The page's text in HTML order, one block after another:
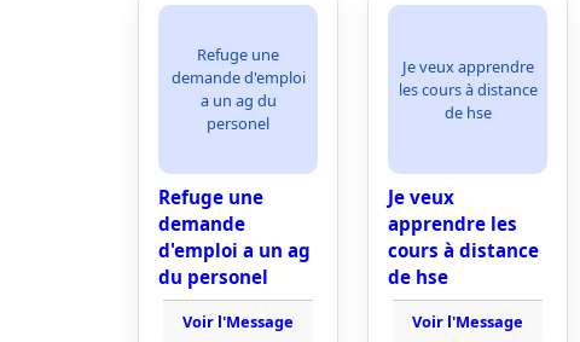
Refuge une
demande d'emploi
a un ag du
personel
Refuge une
demande
d'emploi a un ag
du personel
Voir l'Message
Je veux apprendre
les cours à distance
de hse
Je veux
apprendre les
cours à distance
de hse
Voir l'Message